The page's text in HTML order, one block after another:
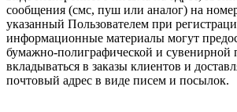
сообщения (смс, пуш или аналог) на
указанный Пользователем при
информационные материалы могут
бумажно-полиграфической и сувенирной
вкладываться в заказы клиентов и
почтовый адрес в виде писем и посылок.